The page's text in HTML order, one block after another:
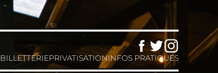
Facebook
TwitterInstagram
BILLETTERIEPRIVATISATIONINFOS PRATIQUES